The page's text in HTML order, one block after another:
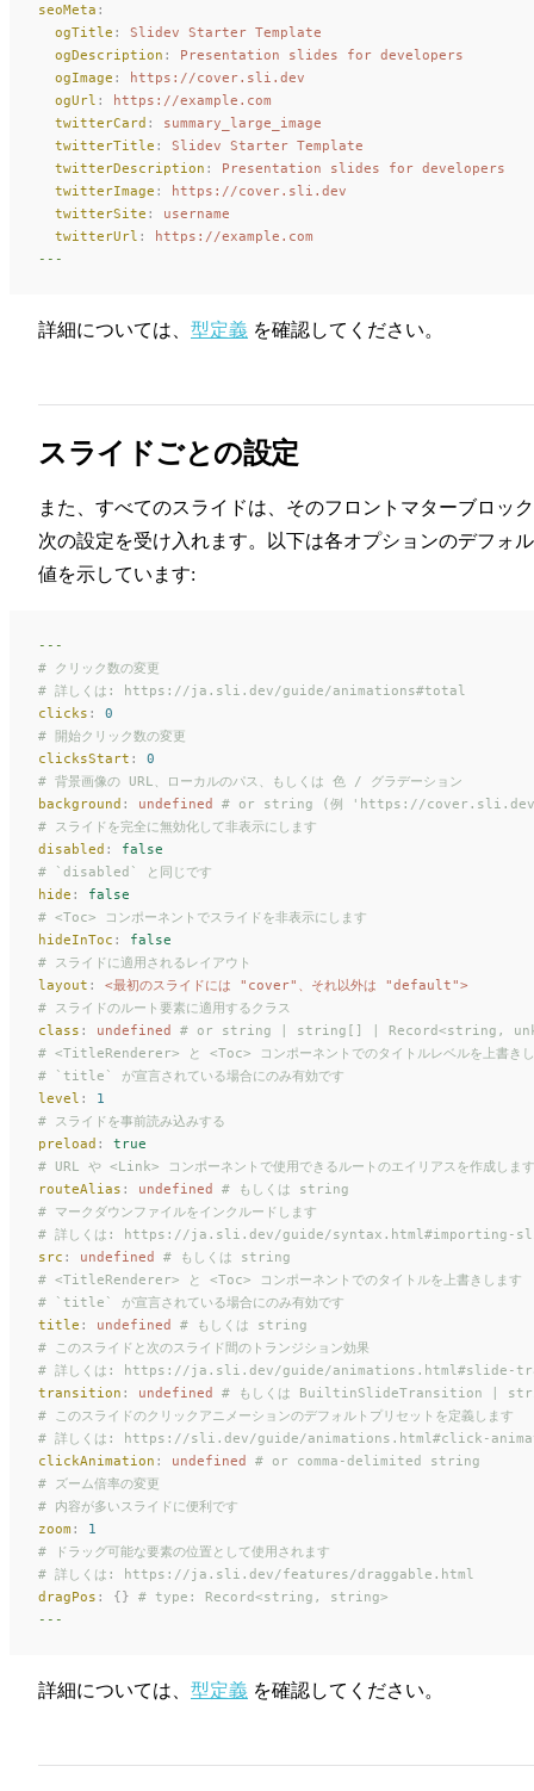
seoMeta :
  ogTitle
:
Slidev Starter Template
  ogDescription
:
Presentation slides for developers
  ogImage
:
https://cover.sli.dev
  ogUrl
:
https://example.com
  twitterCard
:
summary_large_image
  twitterTitle
:
Slidev Starter Template
  twitterDescription
:
Presentation slides for developers
  twitterImage
:
https://cover.sli.dev
  twitterSite
:
username
  twitterUrl
:
https://example.com
---
詳細については、 型定義 を確認してください。
スライドごとの設定
また、すべてのスライドは、そのフロントマターブロッ
次の設定を受け入れます。以下は各オプションのデフォ
値を示しています:
---
# クリック数の変更
# 詳しくは: https://ja.sli.dev/guide/animations#total
clicks :
0
# 開始クリック数の変更
clicksStart :
0
# 背景画像の URL、ローカルのパス、もしくは 色 / グラデーション
background : undefined # or string (例 'https://
# スライドを完全に無効化して非表示にします
disabled :
false
# `disabled` と同じです
hide :
false
# <Toc> コンポーネントでスライドを非表示にします
hideInToc :
false
# スライドに適用されるレイアウト
layout :
<最初のスライドには "cover"、それ以外は "default">
# スライドのルート要素に適用するクラス
class : undefined # or string | string[] | Record<string,
# <TitleRenderer> と <Toc> コンポーネントでのタイトルレベルを上書き
# `title` が宣言されている場合にのみ有効です
level :
1
# スライドを事前読み込みする
preload :
true
# URL や <Link> コンポーネントで使用できるルートのエイリアスを作成します
routeAlias : undefined # もしくは string
# マークダウンファイルをインクルードします
# 詳しくは: https://ja.sli.dev/guide/syntax.html#importing-
src : undefined # もしくは string
# <TitleRenderer> と <Toc> コンポーネントでのタイトルを上書きします
# `title` が宣言されている場合にのみ有効です
title : undefined # もしくは string
# このスライドと次のスライド間のトランジション効果
# 詳しくは: https://ja.sli.dev/guide/animations.html#slide-
transition : undefined # もしくは BuiltinSlideTransition |
# このスライドのクリックアニメーションのデフォルトプリセットを定義します
# 詳しくは: https://sli.dev/guide/animations.html#click-
clickAnimation : undefined # or comma-delimited string
# ズーム倍率の変更
# 内容が多いスライドに便利です
zoom :
1
# ドラッグ可能な要素の位置として使用されます
# 詳しくは: https://ja.sli.dev/features/draggable.html
dragPos : {} # type: Record<string, string>
---
詳細については、 型定義 を確認してください。